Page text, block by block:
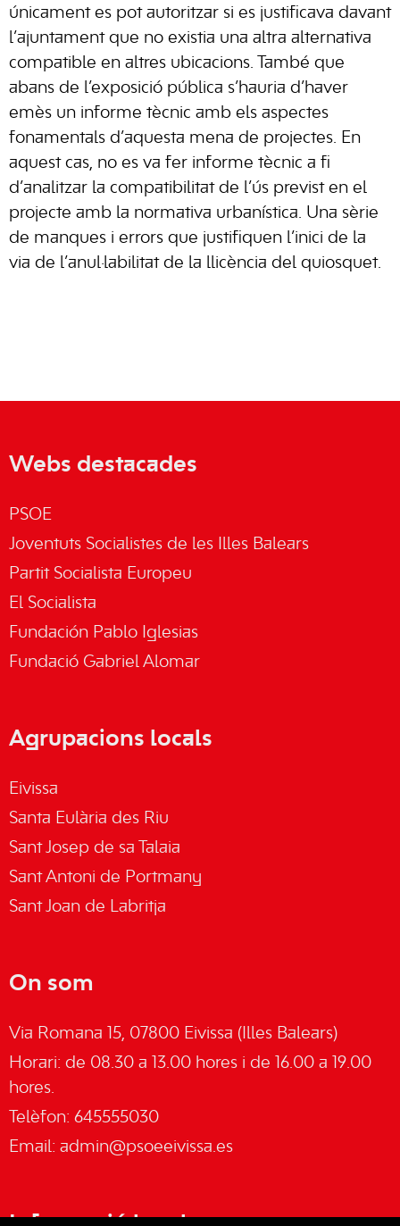
únicament es pot autoritzar si es justificava davant
l’ajuntament que no existia una altra alternativa
compatible en altres ubicacions. També que
abans de l’exposició pública s’hauria d’haver
emès un informe tècnic amb els aspectes
fonamentals d’aquesta mena de projectes. En
aquest cas, no es va fer informe tècnic a fi
d’analitzar la compatibilitat de l’ús previst en el
projecte amb la normativa urbanística. Una sèrie
de manques i errors que justifiquen l’inici de la
via de l’anul·labilitat de la llicència del quiosquet.
Webs destacades
PSOE
Joventuts Socialistes de les Illes Balears
Partit Socialista Europeu
El Socialista
Fundación Pablo Iglesias
Fundació Gabriel Alomar
Agrupacions locals
Eivissa
Santa Eulària des Riu
Sant Josep de sa Talaia
Sant Antoni de Portmany
Sant Joan de Labritja
On som
Via Romana 15, 07800 Eivissa (Illes Balears)
Horari: de 08.30 a 13.00 hores i de 16.00 a 19.00
hores.
Telèfon: 645555030
Email: admin@psoeeivissa.es